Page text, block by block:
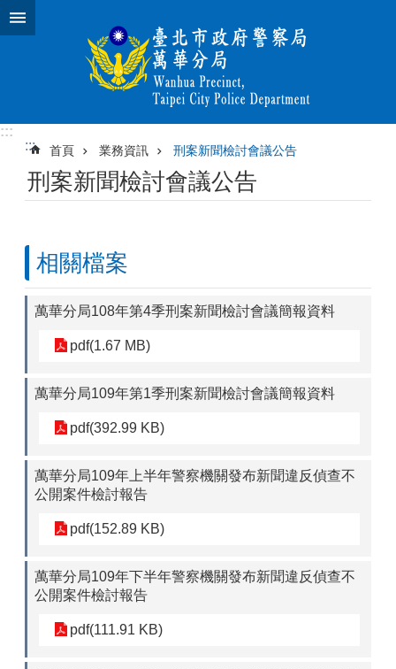
跳到主要內容區塊
:::
:::
首頁 業務資訊 刑案新聞檢討會議公告
刑案新聞檢討會議公告
相關檔案
萬華分局108年第4季刑案新聞檢討會議簡報資料
pdf(1.67 MB)
萬華分局109年第1季刑案新聞檢討會議簡報資料
pdf(392.99 KB)
萬華分局109年上半年警察機關發布新聞違反偵查不
公開案件檢討報告
pdf(152.89 KB)
萬華分局109年下半年警察機關發布新聞違反偵查不
公開案件檢討報告
pdf(111.91 KB)